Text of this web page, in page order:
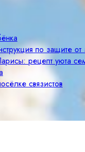
по защите
рецепт уюта
связистов